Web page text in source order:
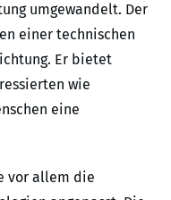
umgewandelt. Der
einer technischen
Er bietet
wie
eine
vor allem die